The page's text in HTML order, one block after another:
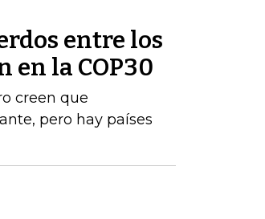
entre los
en la COP30
creen que
pero hay países